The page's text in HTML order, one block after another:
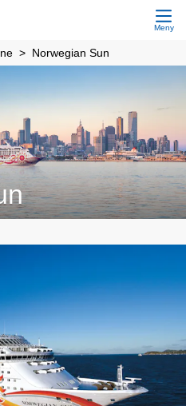
Meny
Norwegian Sun